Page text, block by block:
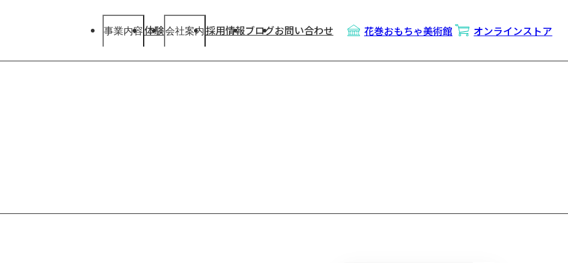
事業内容体験会社案内採用情報ブログお問い合わせ 花巻おもちゃ美術館 オンラインストア